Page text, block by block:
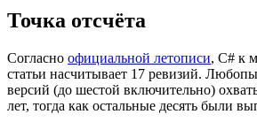
Точка отсчёта
Согласно официальной летописи, C# к
статьи насчитывает 17 ревизий.
версий (до шестой включительно)
лет, тогда как остальные десять были